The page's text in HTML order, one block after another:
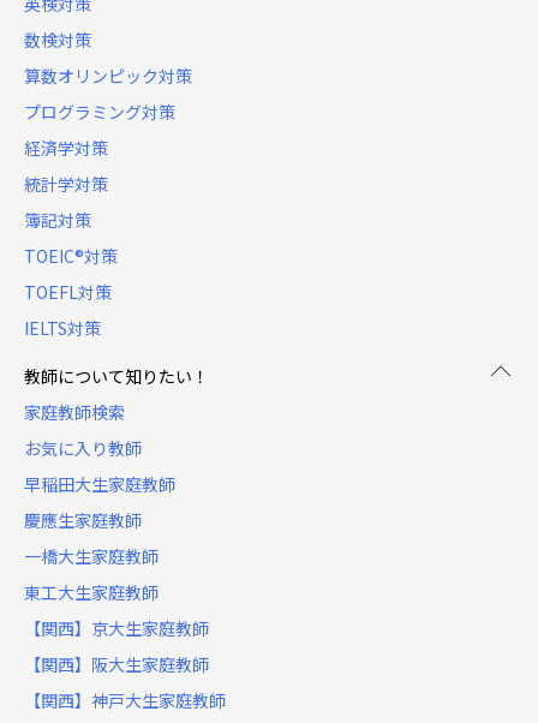
数検対策
算数オリンピック対策
プログラミング対策
経済学対策
統計学対策
簿記対策
TOEIC®対策
TOEFL対策
IELTS対策
教師について知りたい！
家庭教師検索
お気に入り教師
早稲田大生家庭教師
慶應生家庭教師
一橋大生家庭教師
東工大生家庭教師
【関西】京大生家庭教師
【関西】阪大生家庭教師
【関西】神戸大生家庭教師